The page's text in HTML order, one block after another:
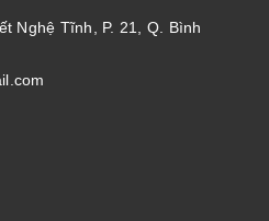
Nghệ Tĩnh, P. 21, Q. Bình